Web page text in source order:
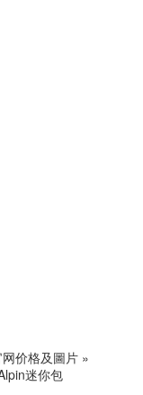
价格及圖片 »
迷你包